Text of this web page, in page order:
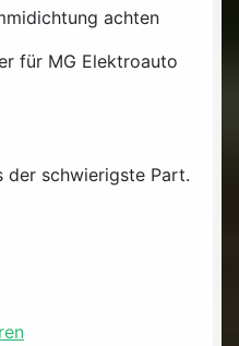
achten
der schwierigste Part.